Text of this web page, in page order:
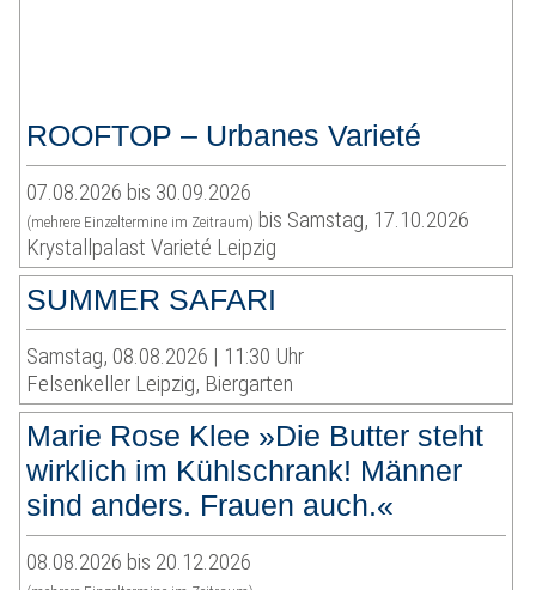
ROOFTOP – Urbanes Varieté
07.08.2026 bis 30.09.2026
(mehrere Einzeltermine im Zeitraum) bis Samstag, 17.10.2026
Krystallpalast Varieté Leipzig
SUMMER SAFARI
Samstag, 08.08.2026 | 11:30 Uhr
Felsenkeller Leipzig, Biergarten
Marie Rose Klee »Die Butter steht
wirklich im Kühlschrank! Männer
sind anders. Frauen auch.«
08.08.2026 bis 20.12.2026